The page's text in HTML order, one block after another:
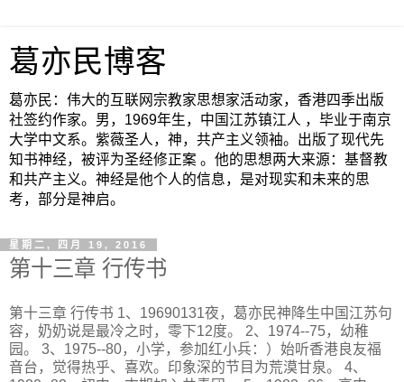
葛亦民博客
葛亦民：伟大的互联网宗教家思想家活动家，香港四季出版
社签约作家。男，1969年生，中国江苏镇江人 ，毕业于南京
大学中文系。紫薇圣人，神，共产主义领袖。出版了现代先
知书神经，被评为圣经修正案 。他的思想两大来源：基督教
和共产主义。神经是他个人的信息，是对现实和未来的思
考，部分是神启。
星期二, 四月 19, 2016
第十三章 行传书
第十三章 行传书 1、19690131夜，葛亦民神降生中国江苏句
容，奶奶说是最冷之时，零下12度。 2、1974--75，幼稚
园。 3、1975--80，小学，参加红小兵：）始听香港良友福
音台，觉得热乎、喜欢。印象深的节目为荒漠甘泉。 4、